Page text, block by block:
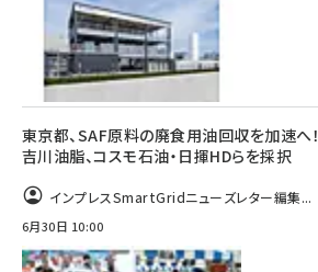
東京都、SAF原料の廃食用油回収を加速へ！
吉川油脂、コスモ石油・日揮HDらを採択
インプレスSmartGridニューズレター編集...
6月30日 10:00